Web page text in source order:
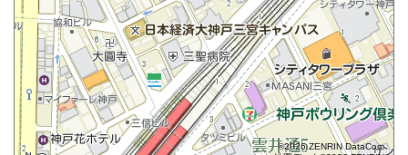
©2026 ZENRIN DataCom